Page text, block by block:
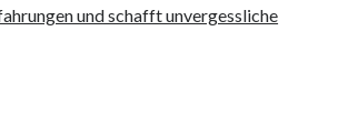
und schafft unvergessliche